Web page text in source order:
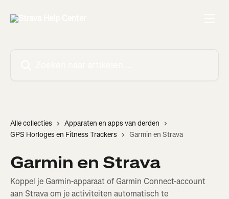
Alle collecties
Apparaten en apps van derden
GPS Horloges en Fitness Trackers
Garmin en Strava
Garmin en Strava
Koppel je Garmin-apparaat of Garmin Connect-account
aan Strava om je activiteiten automatisch te